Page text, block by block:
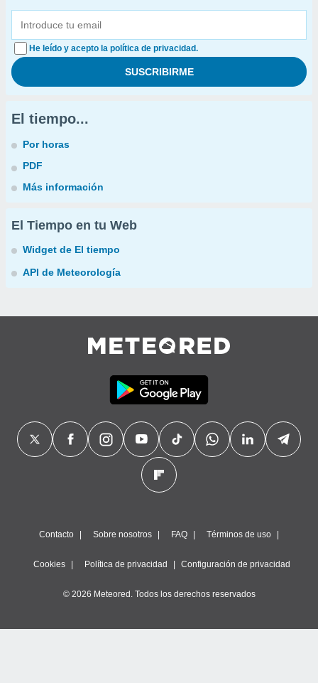
He leído y acepto la política de privacidad.
El tiempo...
Por horas
PDF
Más información
El Tiempo en tu Web
Widget de El tiempo
API de Meteorología
Contacto Sobre nosotros FAQ Términos de uso
Cookies Política de privacidad Configuración de privacidad
© 2026 Meteored. Todos los derechos reservados